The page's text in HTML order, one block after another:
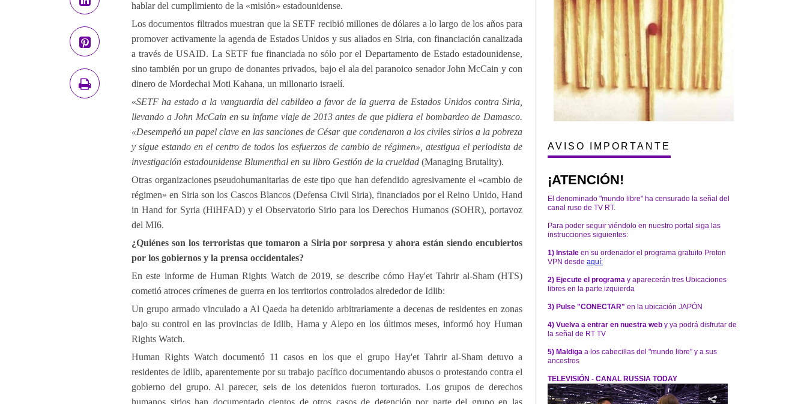
hablar del cumplimiento de la «misión» estadounidense.
Los documentos filtrados muestran que la SETF recibió millones de dólares a lo largo de los años para
promover activamente la agenda de Estados Unidos y sus aliados en Siria, con financiación canalizada
a través de USAID. La SETF fue financiada no sólo por el Departamento de Estado estadounidense,
sino también por un grupo de donantes privados, bajo el ala del paranoico senador John McCain y con
dinero de Mordechai Moti Kahana, un millonario israelí.
«SETF ha estado a la vanguardia del cabildeo a favor de la guerra de Estados Unidos contra Siria,
llevando a John McCain en su infame viaje de 2013 antes de que pidiera el bombardeo de Damasco.
«Desempeñó un papel clave en las sanciones de César que condenaron a los civiles sirios a la pobreza
y sigue estando en el centro de todos los esfuerzos de cambio de régimen», atestigua el periodista de
investigación estadounidense Blumenthal en su libro Gestión de la crueldad (Managing Brutality).
Otras organizaciones pseudohumanitarias de este tipo que han defendido agresivamente el «cambio de
régimen» en Siria son los Cascos Blancos (Defensa Civil Siria), financiados por el Reino Unido, Hand
in Hand for Syria (HiHFAD) y el Observatorio Sirio para los Derechos Humanos (SOHR), portavoz
del MI6.
¿Quiénes son los terroristas que tomaron a Siria por sorpresa y ahora están siendo encubiertos
por los gobiernos y la prensa occidentales?
En este informe de Human Rights Watch de 2019, se describe cómo Hay'et Tahrir al-Sham (HTS)
cometió atroces crímenes de guerra en los territorios controlados alrededor de Idlib:
Un grupo armado vinculado a Al Qaeda ha detenido arbitrariamente a decenas de residentes en zonas
bajo su control en las provincias de Idlib, Hama y Alepo en los últimos meses, informó hoy Human
Rights Watch.
Human Rights Watch documentó 11 casos en los que el grupo Hay'et Tahrir al-Sham detuvo a
residentes de Idlib, aparentemente por su trabajo pacífico documentando abusos o protestando contra el
gobierno del grupo. Al parecer, seis de los detenidos fueron torturados. Los grupos de derechos
humanos sirios han documentado cientos de otros casos de detención por parte del grupo en las
AVISO IMPORTANTE
¡ATENCIÓN!
El denominado "mundo libre" ha censurado la señal del
canal ruso de TV RT.
Para poder seguir viéndolo en nuestro portal siga las
instrucciones siguientes:
1) Instale en su ordenador el programa gratuito Proton
VPN desde aquí:
2) Ejecute el programa y aparecerán tres Ubicaciones
libres en la parte izquierda
3) Pulse "CONECTAR" en la ubicación JAPÓN
4) Vuelva a entrar en nuestra web y ya podrá disfrutar de
la señal de RT TV
5) Maldiga a los cabecillas del "mundo libre" y a sus
ancestros
TELEVISIÓN - CANAL RUSSIA TODAY